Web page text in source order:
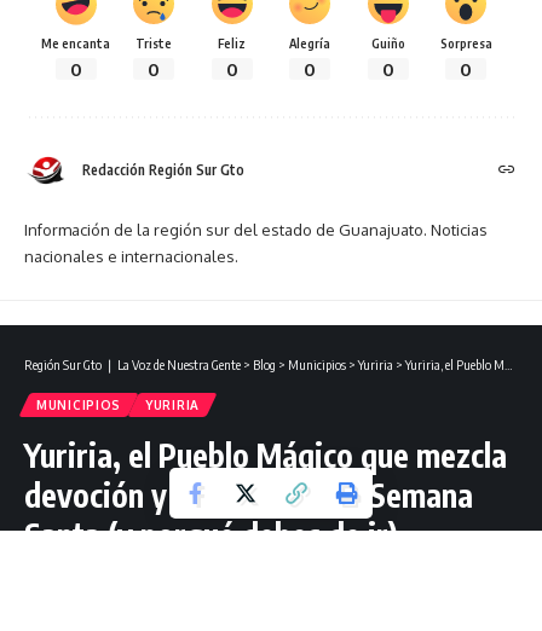
Me encanta
0
Triste
0
Feliz
0
Alegría
0
Guiño
0
Sorpresa
0
Redacción Región Sur Gto
Información de la región sur del estado de Guanajuato. Noticias
nacionales e internacionales.
Región Sur Gto ❘ La Voz de Nuestra Gente > Blog > Municipios >Yuriria >Yuriria, el Pueblo Mágico que mezcla devoción y diversión esta Semana Santa (y porqué debes de ir).
MUNICIPIOS YURIRIA
Yuriria, el Pueblo Mágico que mezcla
devoción y diversión esta Semana
Santa (y porqué debes de ir).